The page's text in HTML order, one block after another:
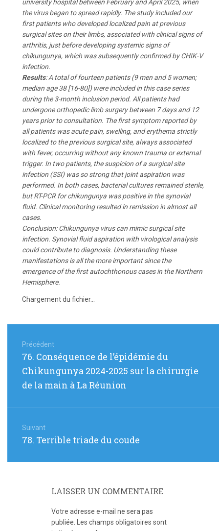
university hospital between February and April 2025, when
the virus began to spread rapidly. The study included our
first patients who developed localized pain at previous
surgical sites on their limbs, associated with clinical signs of
arthritis, just before developing systemic signs of
chikungunya, which was subsequently confirmed by CHIK-V
infection.
Results: A total of fourteen patients (9 men and 5 women;
median age 38 [16-80]) were included in this case series
during the 3-month inclusion period. All patients had
undergone orthopedic limb surgery between 7 days and 12
years prior to consultation. The first symptom reported by
all patients was acute pain, swelling, and erythema strictly
localized to the previous surgical site, always associated
with fever, occurring without any known trauma or external
trigger. In two patients, the suspicion of a surgical site
infection (SSI) was so strong that joint aspiration was
performed. In both cases, bacterial cultures remained sterile,
but RT-PCR for chikungunya was positive in the synovial
fluid. Clinical monitoring resulted in remission in almost all
cases.
Conclusion: Chikungunya virus can mimic surgical site
infection. Synovial fluid aspiration with virological analysis
could contribute to diagnosis. Understanding these
manifestations is all the more important since the
emergence of the first autochthonous cases in the Northern
Hemisphere.
Chargement du fichier...
de
l’article
Précédent
Article
76. Conséquence de l’épidémie du
Chikungunya 2024-2025 sur la chirurgie
de la main à La Réunion
Suivant
Article
78. Terrible triade du coude
LAISSER UN COMMENTAIRE
Votre adresse e-mail ne sera pas
publiée.
Les champs obligatoires sont